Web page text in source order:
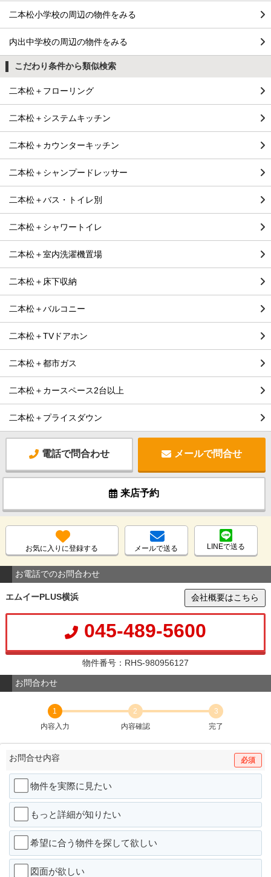
二本松小学校の周辺の物件をみる
内出中学校の周辺の物件をみる
こだわり条件から類似検索
二本松＋フローリング
二本松＋システムキッチン
二本松＋カウンターキッチン
二本松＋シャンプードレッサー
二本松＋バス・トイレ別
二本松＋シャワートイレ
二本松＋室内洗濯機置場
二本松＋床下収納
二本松＋バルコニー
二本松＋TVドアホン
二本松＋都市ガス
二本松＋カースペース2台以上
二本松＋プライスダウン
電話で問合わせ メールで問合せ
来店予約
お気に入りに登録する メールで送る LINEで送る
お電話でのお問合わせ
エムイーPLUS横浜 会社概要はこちら
045-489-5600
物件番号：RHS-980956127
お問合わせ
1
内容入力
2
内容確認
3
完了
お問合せ内容 必須
物件を実際に見たい
もっと詳細が知りたい
希望に合う物件を探して欲しい
図面が欲しい